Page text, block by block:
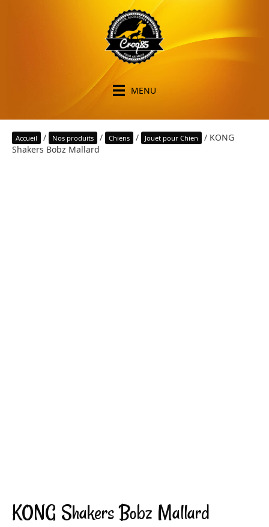
MENU
Accueil / Nos produits / Chiens / Jouet pour Chien
/ KONG
Shakers Bobz Mallard
KONG Shakers Bobz Mallard